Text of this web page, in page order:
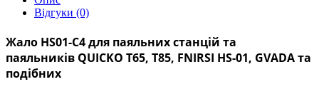
Відгуки (0)
Жало HS01-C4 для паяльних станцій та
паяльників QUICKO T65, T85, FNIRSI HS-01, GVADA та
подібних